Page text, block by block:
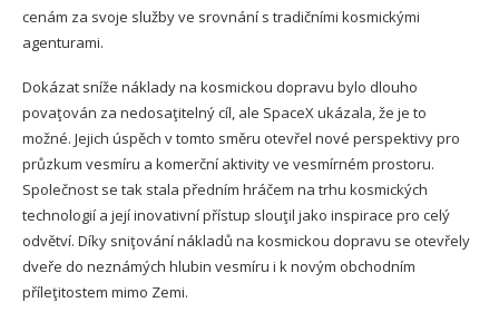
cenám za svoje služby ve srovnání s tradičními kosmickými
agenturami.
Dokázat sníže náklady na kosmickou dopravu bylo dlouho
povaţován za nedosaţitelný cíl, ale SpaceX ukázala, že je to
možné. Jejich úspěch v tomto směru otevřel nové perspektivy pro
průzkum vesmíru a komerční aktivity ve vesmírném prostoru.
Společnost se tak stala předním hráčem na trhu kosmických
technologií a její inovativní přístup slouţil jako inspirace pro celý
odvětví. Díky sniţování nákladů na kosmickou dopravu se otevřely
dveře do neznámých hlubin vesmíru i k novým obchodním
příleţitostem mimo Zemi.